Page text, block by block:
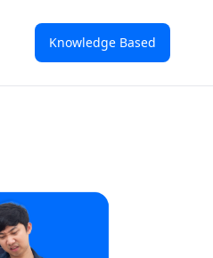
Knowledge Based